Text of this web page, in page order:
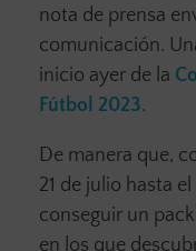
nota de prensa
comunicación.
inicio ayer de la
Fútbol 2023.
De manera que,
21 de julio hasta
conseguir un
en los que